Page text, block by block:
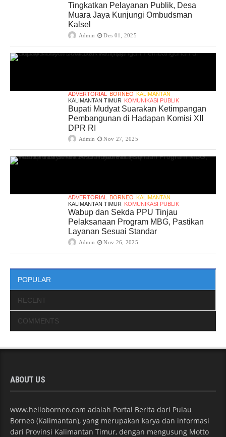
Tingkatkan Pelayanan Publik, Desa
Muara Jaya Kunjungi Ombudsman
Kalsel
Admin Des 01, 2025
ADVERTORIAL BORNEO KALIMANTAN
KALIMANTAN TIMUR KOMUNIKASI PUBLIK
Bupati Mudyat Suarakan Ketimpangan
Pembangunan di Hadapan Komisi XII
DPR RI
Admin Nov 27, 2025
ADVERTORIAL BORNEO KALIMANTAN
KALIMANTAN TIMUR KOMUNIKASI PUBLIK
Wabup dan Sekda PPU Tinjau
Pelaksanaan Program MBG, Pastikan
Layanan Sesuai Standar
Admin Nov 26, 2025
POPULAR
RECENT
COMMENTS
ABOUT US
www.helloborneo.com adalah Portal Berita dari Pulau
Borneo (Kalimantan), yang merupakan karya dan informasi
dari Provinsi Kalimantan Timur, dengan mengusung Motto